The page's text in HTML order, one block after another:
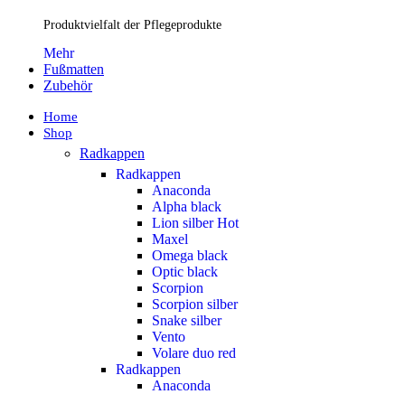
Produktvielfalt der Pflegeprodukte
Mehr
Fußmatten
Zubehör
Home
Shop
Radkappen
Radkappen
Anaconda
Alpha black
Lion silberHot
Maxel
Omega black
Optic black
Scorpion
Scorpion silber
Snake silber
Vento
Volare duo red
Radkappen
Anaconda